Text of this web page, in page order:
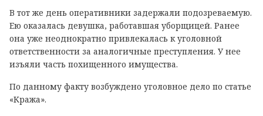
В тот же день оперативники задержали подозреваемую.
Ею оказалась девушка, работавшая уборщицей. Ранее
она уже неоднократно привлекалась к уголовной
ответственности за аналогичные преступления. У нее
изъяли часть похищенного имущества.
По данному факту возбуждено уголовное дело по статье
«Кража».